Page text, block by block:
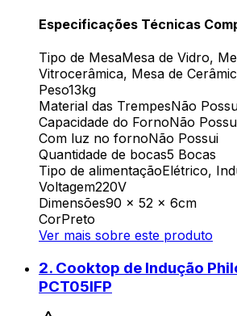
Especificações Técnicas
Tipo de MesaMesa de Vidro,
Vitrocerâmica, Mesa de
Peso13kg
Material das TrempesNão
Capacidade do FornoNão
Com luz no fornoNão Possui
Quantidade de bocas5 Bocas
Tipo de alimentaçãoElétrico,
Voltagem220V
Dimensões90 x 52 x 6cm
CorPreto
Ver mais sobre este produto
2. Cooktop de Indução
PCT05IFP